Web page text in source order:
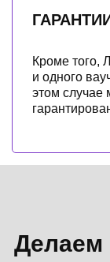
Кроме того,
и одного
этом случае
Делаем